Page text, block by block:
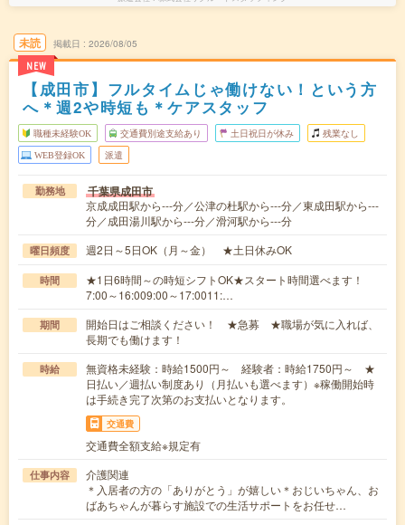
未読
NEW
掲載日 2026/08/05
【成田市】フルタイムじゃ働けない！という方
へ＊週2や時短も＊ケアスタッフ
職種未経験OK 交通費別途支給あり 土日祝日が休み 残業なし
WEB登録OK 派遣
勤務地 千葉県成田市
京成成田駅から---分／公津の杜駅から---分／東成田駅から---
分／成田湯川駅から---分／滑河駅から---分
曜日頻度 週2日～5日OK（月～金） ★土日休みOK
時間
★1日6時間～の時短シフトOK★スタート時間選べます！
7:00～16:009:00～17:0011:…
期間
開始日はご相談ください！ ★急募 ★職場が気に入れば、
長期でも働けます！
時給
無資格未経験：時給1500円～ 経験者：時給1750円～ ★
日払い／週払い制度あり（月払いも選べます）※稼働開始時
は手続き完了次第のお支払いとなります。
交通費
交通費全額支給※規定有
仕事内容
介護関連
＊入居者の方の「ありがとう」が嬉しい＊おじいちゃん、お
ばあちゃんが暮らす施設での生活サポートをお任せ…